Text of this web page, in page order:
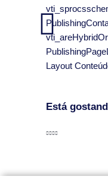
Layout
Está